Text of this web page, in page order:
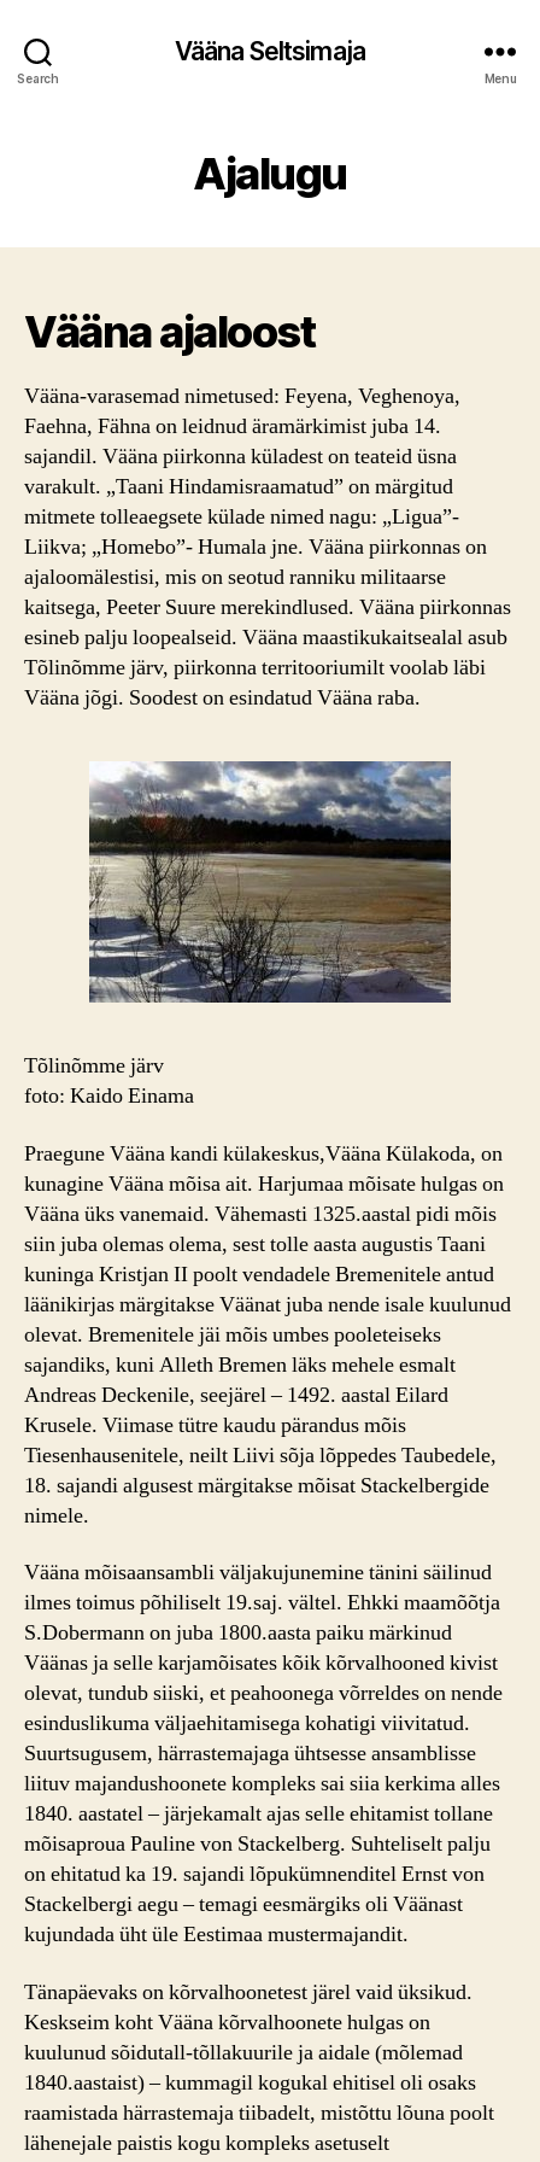
Search
Vääna Seltsimaja
Menu
Ajalugu
Vääna ajaloost
Vääna-varasemad nimetused: Feyena, Veghenoya,
Faehna, Fähna on leidnud äramärkimist juba 14.
sajandil. Vääna piirkonna küladest on teateid üsna
varakult. „Taani Hindamisraamatud” on märgitud
mitmete tolleaegsete külade nimed nagu: „Ligua”-
Liikva; „Homebo”- Humala jne. Vääna piirkonnas on
ajaloomälestisi, mis on seotud ranniku militaarse
kaitsega, Peeter Suure merekindlused. Vääna piirkonnas
esineb palju loopealseid. Vääna maastikukaitsealal asub
Tõlinõmme järv, piirkonna territooriumilt voolab läbi
Vääna jõgi. Soodest on esindatud Vääna raba.
Tõlinõmme järv
foto: Kaido Einama
Praegune Vääna kandi külakeskus,Vääna Külakoda, on
kunagine Vääna mõisa ait. Harjumaa mõisate hulgas on
Vääna üks vanemaid. Vähemasti 1325.aastal pidi mõis
siin juba olemas olema, sest tolle aasta augustis Taani
kuninga Kristjan II poolt vendadele Bremenitele antud
läänikirjas märgitakse Väänat juba nende isale kuulunud
olevat. Bremenitele jäi mõis umbes pooleteiseks
sajandiks, kuni Alleth Bremen läks mehele esmalt
Andreas Deckenile, seejärel – 1492. aastal Eilard
Krusele. Viimase tütre kaudu pärandus mõis
Tiesenhausenitele, neilt Liivi sõja lõppedes Taubedele,
18. sajandi algusest märgitakse mõisat Stackelbergide
nimele.
Vääna mõisaansambli väljakujunemine tänini säilinud
ilmes toimus põhiliselt 19.saj. vältel. Ehkki maamõõtja
S.Dobermann on juba 1800.aasta paiku märkinud
Väänas ja selle karjamõisates kõik kõrvalhooned kivist
olevat, tundub siiski, et peahoonega võrreldes on nende
esinduslikuma väljaehitamisega kohatigi viivitatud.
Suurtsugusem, härrastemajaga ühtsesse ansamblisse
liituv majandushoonete kompleks sai siia kerkima alles
1840. aastatel – järjekamalt ajas selle ehitamist tollane
mõisaproua Pauline von Stackelberg. Suhteliselt palju
on ehitatud ka 19. sajandi lõpukümnenditel Ernst von
Stackelbergi aegu – temagi eesmärgiks oli Väänast
kujundada üht üle Eestimaa mustermajandit.
Tänapäevaks on kõrvalhoonetest järel vaid üksikud.
Keskseim koht Vääna kõrvalhoonete hulgas on
kuulunud sõidutall-tõllakuurile ja aidale (mõlemad
1840.aastaist) – kummagil kogukal ehitisel oli osaks
raamistada härrastemaja tiibadelt, mistõttu lõuna poolt
lähenejale paistis kogu kompleks asetuselt